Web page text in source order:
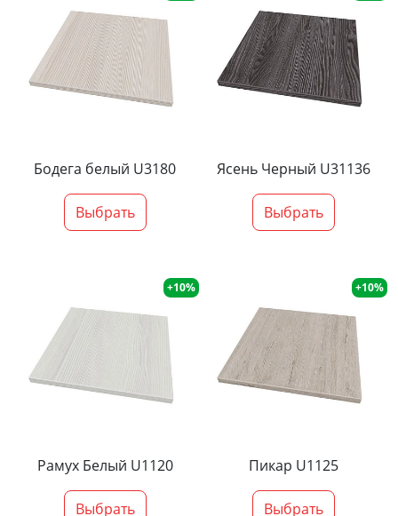
Бодега белый U3180
Выбрать
Ясень Черный U31136
Выбрать
+10%
Рамух Белый U1120
Выбрать
+10%
Пикар U1125
Выбрать